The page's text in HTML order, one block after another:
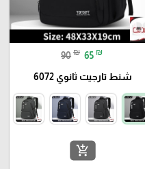
90 ₪ 65 ₪
شنط تارجيت ثانوي 6072
add_shopping_cart